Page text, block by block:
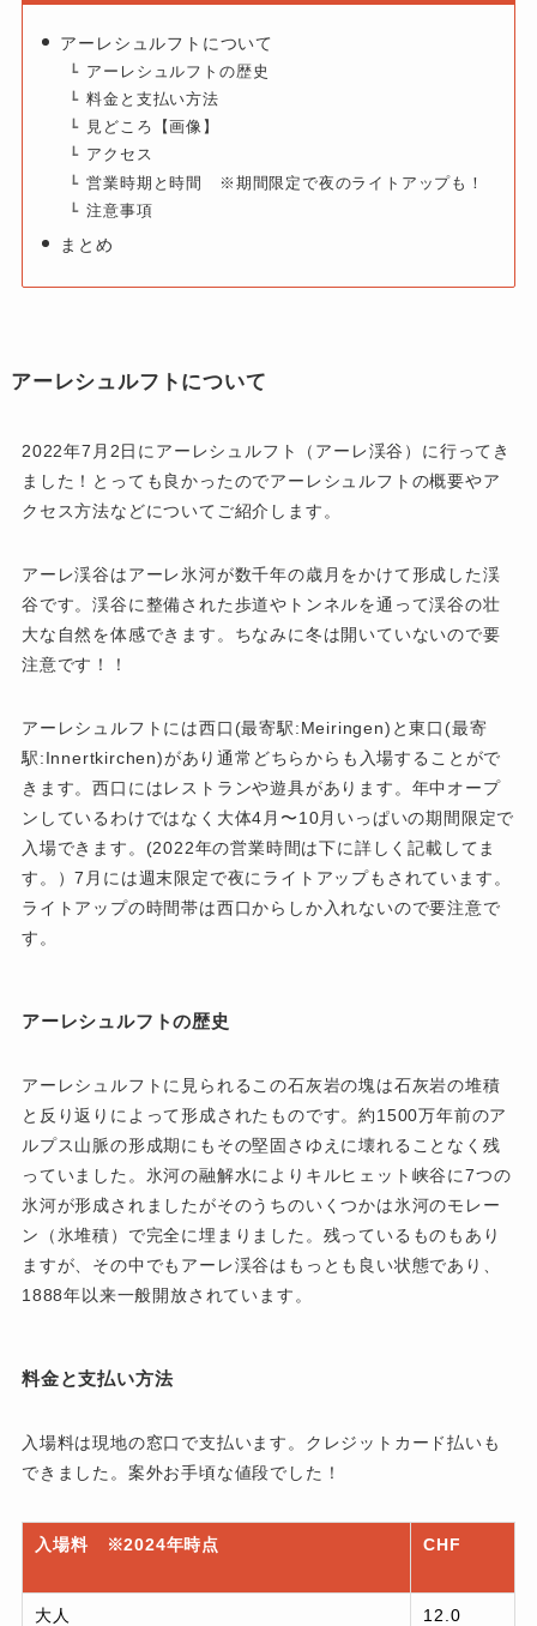
アーレシュルフトについて
アーレシュルフトの歴史
料金と支払い方法
見どころ【画像】
アクセス
営業時期と時間 ※期間限定で夜のライトアップも！
注意事項
まとめ
アーレシュルフトについて
2022年7月2日にアーレシュルフト（アーレ渓谷）に行ってき
ました！とっても良かったのでアーレシュルフトの概要やア
クセス方法などについてご紹介します。
アーレ渓谷はアーレ氷河が数千年の歳月をかけて形成した渓
谷です。渓谷に整備された歩道やトンネルを通って渓谷の壮
大な自然を体感できます。 ちなみに冬は開いていないので要
注意です！！
アーレシュルフトには西口(最寄駅:Meiringen)と東口(最寄
駅:Innertkirchen)があり通常どちらからも入場することがで
きます。西口にはレストランや遊具があります。 年中オープ
ンしているわけではなく大体4月〜10月いっぱいの期間限定で
入場できます 。(2022年の営業時間は下に詳しく記載してま
す。）7月には週末限定で夜にライトアップもされています。
ライトアップの時間帯は西口からしか入れないので要注意で
す。
アーレシュルフトの歴史
アーレシュルフトに見られるこの石灰岩の塊は石灰岩の堆積
と反り返りによって形成されたものです。約1500万年前のア
ルプス山脈の形成期にもその堅固さゆえに壊れることなく残
っていました。氷河の融解水によりキルヒェット峡谷に7つの
氷河が形成されましたがそのうちのいくつかは氷河のモレー
ン（氷堆積）で完全に埋まりました。残っているものもあり
ますが、その中でもアーレ渓谷はもっとも良い状態であり、
1888年以来一般開放されています。
料金と支払い方法
入場料は現地の窓口で支払います。クレジットカード払いも
できました。案外お手頃な値段でした！
入場料 ※2024年時点 CHF
大人 12.0